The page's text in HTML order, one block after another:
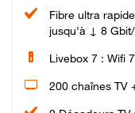
Fibre ultra
jusqu'à ↓ 8
Livebox 7 : Wifi
200 chaînes TV